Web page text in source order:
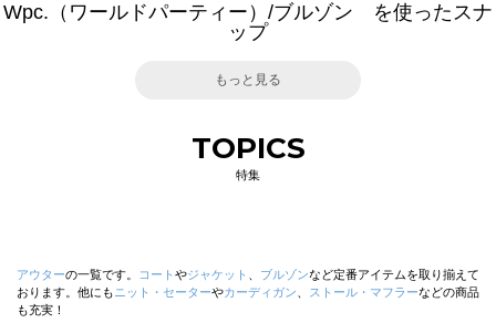
Wpc.（ワールドパーティー）/ブルゾン を使ったスナ
ップ
もっと見る
TOPICS
特集
アウターの一覧です。 コート やジャケット ブルゾンなど定番アイテムを取り揃えて
おります。他にも ニット・セーターやカーディガン ストール・マフラーなどの商品
も充実！